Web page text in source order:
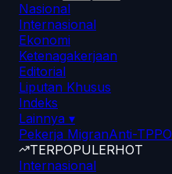
Nasional
Internasional
Ekonomi
Ketenagakerjaan
Editorial
Liputan Khusus
Indeks
Lainnya ▾
Pekerja MigranAnti-TPPO
TERPOPULERHOT
Internasional